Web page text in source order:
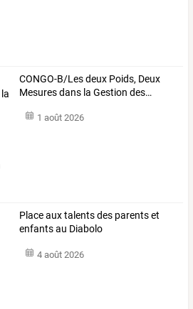
CONGO-B/Lesdeux Poids, Deux
Mesuresdans la Gestion des…
1 août 2026
Place aux talents des parents et
enfants au Diabolo
4 août 2026